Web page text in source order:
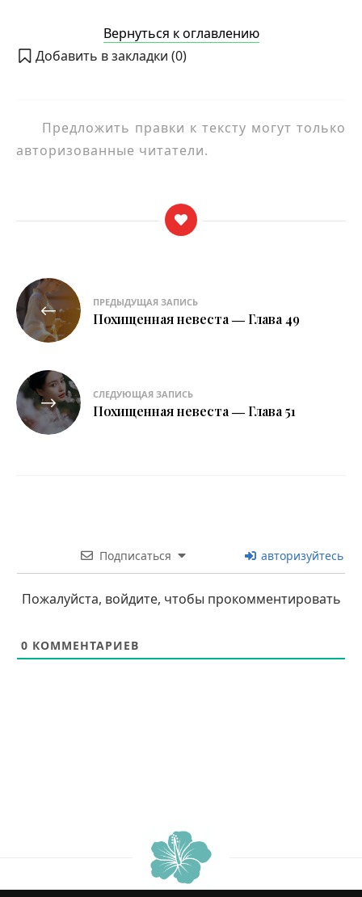
Вернуться к оглавлению
Добавить в закладки (0)
Предложить правки к тексту могут только
авторизованные читатели.
Навигация
по
записям
ПРЕДЫДУЩАЯ ЗАПИСЬ
Похищенная невеста ― Глава 49
СЛЕДУЮЩАЯ ЗАПИСЬ
Похищенная невеста ― Глава 51
Подписаться авторизуйтесь
Пожалуйста, войдите, чтобы прокомментировать
0 КОММЕНТАРИЕВ